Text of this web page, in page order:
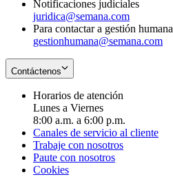
Notificaciones judiciales
juridica@semana.com
Para contactar a gestión humana
gestionhumana@semana.com
Contáctenos
Horarios de atención
Lunes a Viernes
8:00 a.m. a 6:00 p.m.
Canales de servicio al cliente
Trabaje con nosotros
Paute con nosotros
Cookies